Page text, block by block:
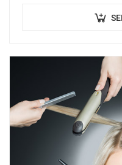
rozwijanie,